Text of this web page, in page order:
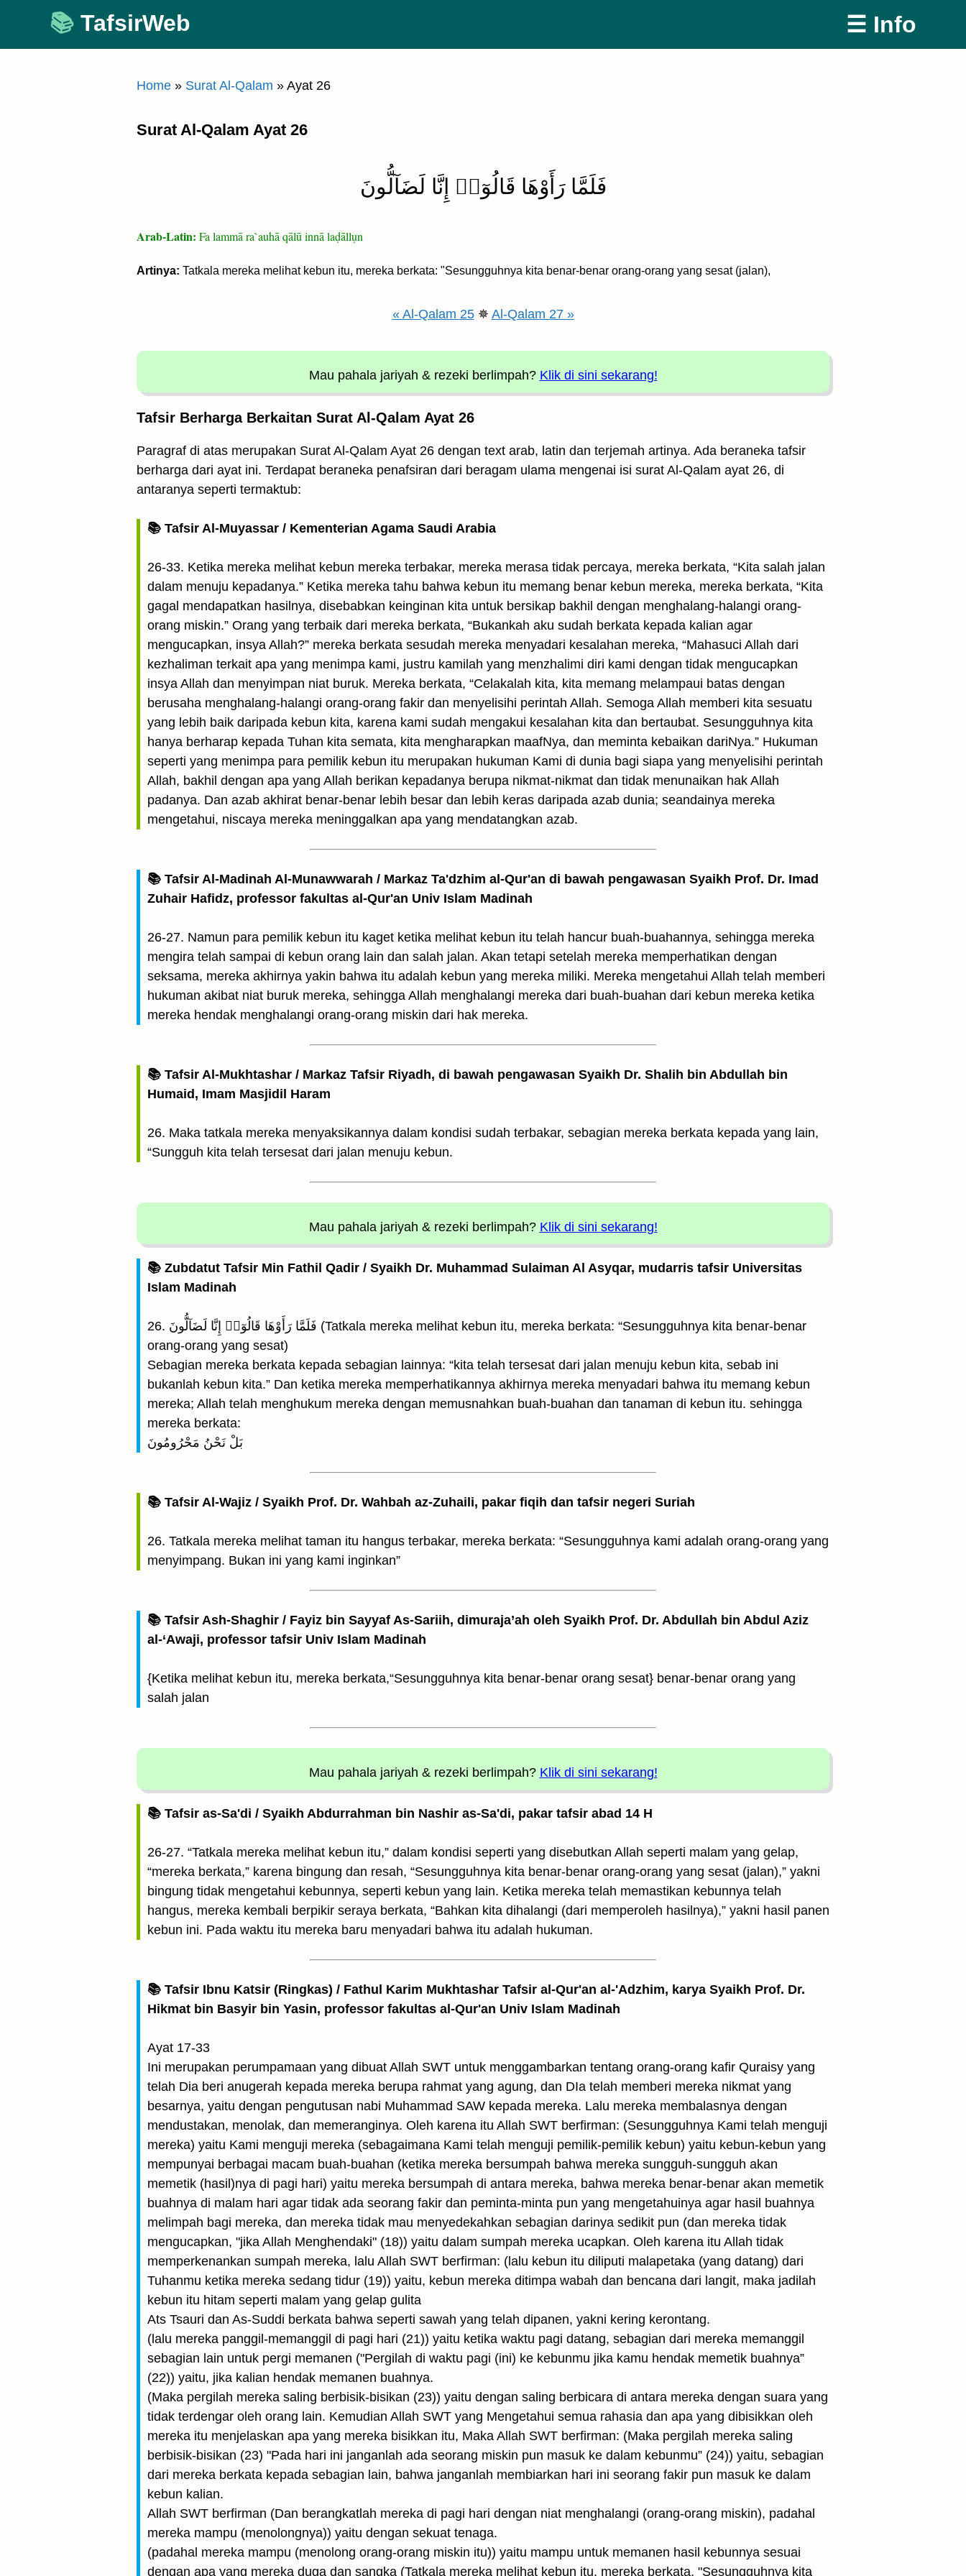
content
TafsirWeb ☰ Info
Home » Surat Al-Qalam » Ayat 26
Surat Al-Qalam Ayat 26
فَلَمَّا رَأَوْهَا قَالُوٓا۟ إِنَّا لَضَآلُّونَ
Arab-Latin: Fa lammā ra`auhā qālū innā laḍāllụn
Artinya: Tatkala mereka melihat kebun itu, mereka berkata: "Sesungguhnya kita benar-benar orang-orang yang sesat (jalan),
« Al-Qalam 25✵ Al-Qalam 27 »
Mau pahala jariyah & rezeki berlimpah? Klik di sini sekarang!
Tafsir Berharga Berkaitan Surat Al-Qalam Ayat 26
Paragraf di atas merupakan Surat Al-Qalam Ayat 26 dengan text arab, latin dan terjemah artinya. Ada beraneka tafsir
berharga dari ayat ini. Terdapat beraneka penafsiran dari beragam ulama mengenai isi surat Al-Qalam ayat 26, di
antaranya seperti termaktub:
📚 Tafsir Al-Muyassar / Kementerian Agama Saudi Arabia
26-33. Ketika mereka melihat kebun mereka terbakar, mereka merasa tidak percaya, mereka berkata, “Kita salah jalan
dalam menuju kepadanya.” Ketika mereka tahu bahwa kebun itu memang benar kebun mereka, mereka berkata, “Kita
gagal mendapatkan hasilnya, disebabkan keinginan kita untuk bersikap bakhil dengan menghalang-halangi orang-
orang miskin.” Orang yang terbaik dari mereka berkata, “Bukankah aku sudah berkata kepada kalian agar
mengucapkan, insya Allah?” mereka berkata sesudah mereka menyadari kesalahan mereka, “Mahasuci Allah dari
kezhaliman terkait apa yang menimpa kami, justru kamilah yang menzhalimi diri kami dengan tidak mengucapkan
insya Allah dan menyimpan niat buruk. Mereka berkata, “Celakalah kita, kita memang melampaui batas dengan
berusaha menghalang-halangi orang-orang fakir dan menyelisihi perintah Allah. Semoga Allah memberi kita sesuatu
yang lebih baik daripada kebun kita, karena kami sudah mengakui kesalahan kita dan bertaubat. Sesungguhnya kita
hanya berharap kepada Tuhan kita semata, kita mengharapkan maafNya, dan meminta kebaikan dariNya.” Hukuman
seperti yang menimpa para pemilik kebun itu merupakan hukuman Kami di dunia bagi siapa yang menyelisihi perintah
Allah, bakhil dengan apa yang Allah berikan kepadanya berupa nikmat-nikmat dan tidak menunaikan hak Allah
padanya. Dan azab akhirat benar-benar lebih besar dan lebih keras daripada azab dunia; seandainya mereka
mengetahui, niscaya mereka meninggalkan apa yang mendatangkan azab.
📚 Tafsir Al-Madinah Al-Munawwarah / Markaz Ta'dzhim al-Qur'an di bawah pengawasan Syaikh Prof. Dr. Imad
Zuhair Hafidz, professor fakultas al-Qur'an Univ Islam Madinah
26-27. Namun para pemilik kebun itu kaget ketika melihat kebun itu telah hancur buah-buahannya, sehingga mereka
mengira telah sampai di kebun orang lain dan salah jalan. Akan tetapi setelah mereka memperhatikan dengan
seksama, mereka akhirnya yakin bahwa itu adalah kebun yang mereka miliki. Mereka mengetahui Allah telah memberi
hukuman akibat niat buruk mereka, sehingga Allah menghalangi mereka dari buah-buahan dari kebun mereka ketika
mereka hendak menghalangi orang-orang miskin dari hak mereka.
📚 Tafsir Al-Mukhtashar / Markaz Tafsir Riyadh, di bawah pengawasan Syaikh Dr. Shalih bin Abdullah bin
Humaid, Imam Masjidil Haram
26. Maka tatkala mereka menyaksikannya dalam kondisi sudah terbakar, sebagian mereka berkata kepada yang lain,
“Sungguh kita telah tersesat dari jalan menuju kebun.
Mau pahala jariyah & rezeki berlimpah? Klik di sini sekarang!
📚 Zubdatut Tafsir Min Fathil Qadir / Syaikh Dr. Muhammad Sulaiman Al Asyqar, mudarris tafsir Universitas
Islam Madinah
26. فَلَمَّا رَأَوْهَا قَالُوٓا۟ إِنَّا لَضَآلُّونَ (Tatkala mereka melihat kebun itu, mereka berkata: “Sesungguhnya kita benar-benar
orang-orang yang sesat)
Sebagian mereka berkata kepada sebagian lainnya: “kita telah tersesat dari jalan menuju kebun kita, sebab ini
bukanlah kebun kita.” Dan ketika mereka memperhatikannya akhirnya mereka menyadari bahwa itu memang kebun
mereka; Allah telah menghukum mereka dengan memusnahkan buah-buahan dan tanaman di kebun itu. sehingga
mereka berkata:
بَلْ نَحْنُ مَحْرُومُونَ
📚 Tafsir Al-Wajiz / Syaikh Prof. Dr. Wahbah az-Zuhaili, pakar fiqih dan tafsir negeri Suriah
26. Tatkala mereka melihat taman itu hangus terbakar, mereka berkata: “Sesungguhnya kami adalah orang-orang yang
menyimpang. Bukan ini yang kami inginkan”
📚 Tafsir Ash-Shaghir / Fayiz bin Sayyaf As-Sariih, dimuraja’ah oleh Syaikh Prof. Dr. Abdullah bin Abdul Aziz
al-‘Awaji, professor tafsir Univ Islam Madinah
{Ketika melihat kebun itu, mereka berkata,“Sesungguhnya kita benar-benar orang sesat} benar-benar orang yang
salah jalan
Mau pahala jariyah & rezeki berlimpah? Klik di sini sekarang!
📚 Tafsir as-Sa'di / Syaikh Abdurrahman bin Nashir as-Sa'di, pakar tafsir abad 14 H
26-27. “Tatkala mereka melihat kebun itu,” dalam kondisi seperti yang disebutkan Allah seperti malam yang gelap,
“mereka berkata,” karena bingung dan resah, “Sesungguhnya kita benar-benar orang-orang yang sesat (jalan),” yakni
bingung tidak mengetahui kebunnya, seperti kebun yang lain. Ketika mereka telah memastikan kebunnya telah
hangus, mereka kembali berpikir seraya berkata, “Bahkan kita dihalangi (dari memperoleh hasilnya),” yakni hasil panen
kebun ini. Pada waktu itu mereka baru menyadari bahwa itu adalah hukuman.
📚 Tafsir Ibnu Katsir (Ringkas) / Fathul Karim Mukhtashar Tafsir al-Qur'an al-'Adzhim, karya Syaikh Prof. Dr.
Hikmat bin Basyir bin Yasin, professor fakultas al-Qur'an Univ Islam Madinah
Ayat 17-33
Ini merupakan perumpamaan yang dibuat Allah SWT untuk menggambarkan tentang orang-orang kafir Quraisy yang
telah Dia beri anugerah kepada mereka berupa rahmat yang agung, dan DIa telah memberi mereka nikmat yang
besarnya, yaitu dengan pengutusan nabi Muhammad SAW kepada mereka. Lalu mereka membalasnya dengan
mendustakan, menolak, dan memeranginya. Oleh karena itu Allah SWT berfirman: (Sesungguhnya Kami telah menguji
mereka) yaitu Kami menguji mereka (sebagaimana Kami telah menguji pemilik-pemilik kebun) yaitu kebun-kebun yang
mempunyai berbagai macam buah-buahan (ketika mereka bersumpah bahwa mereka sungguh-sungguh akan
memetik (hasil)nya di pagi hari) yaitu mereka bersumpah di antara mereka, bahwa mereka benar-benar akan memetik
buahnya di malam hari agar tidak ada seorang fakir dan peminta-minta pun yang mengetahuinya agar hasil buahnya
melimpah bagi mereka, dan mereka tidak mau menyedekahkan sebagian darinya sedikit pun (dan mereka tidak
mengucapkan, "jika Allah Menghendaki" (18)) yaitu dalam sumpah mereka ucapkan. Oleh karena itu Allah tidak
memperkenankan sumpah mereka, lalu Allah SWT berfirman: (lalu kebun itu diliputi malapetaka (yang datang) dari
Tuhanmu ketika mereka sedang tidur (19)) yaitu, kebun mereka ditimpa wabah dan bencana dari langit, maka jadilah
kebun itu hitam seperti malam yang gelap gulita
Ats Tsauri dan As-Suddi berkata bahwa seperti sawah yang telah dipanen, yakni kering kerontang.
(lalu mereka panggil-memanggil di pagi hari (21)) yaitu ketika waktu pagi datang, sebagian dari mereka memanggil
sebagian lain untuk pergi memanen ("Pergilah di waktu pagi (ini) ke kebunmu jika kamu hendak memetik buahnya”
(22)) yaitu, jika kalian hendak memanen buahnya.
(Maka pergilah mereka saling berbisik-bisikan (23)) yaitu dengan saling berbicara di antara mereka dengan suara yang
tidak terdengar oleh orang lain. Kemudian Allah SWT yang Mengetahui semua rahasia dan apa yang dibisikkan oleh
mereka itu menjelaskan apa yang mereka bisikkan itu, Maka Allah SWT berfirman: (Maka pergilah mereka saling
berbisik-bisikan (23) "Pada hari ini janganlah ada seorang miskin pun masuk ke dalam kebunmu” (24)) yaitu, sebagian
dari mereka berkata kepada sebagian lain, bahwa janganlah membiarkan hari ini seorang fakir pun masuk ke dalam
kebun kalian.
Allah SWT berfirman (Dan berangkatlah mereka di pagi hari dengan niat menghalangi (orang-orang miskin), padahal
mereka mampu (menolongnya)) yaitu dengan sekuat tenaga.
(padahal mereka mampu (menolong orang-orang miskin itu)) yaitu mampu untuk memanen hasil kebunnya sesuai
dengan apa yang mereka duga dan sangka (Tatkala mereka melihat kebun itu, mereka berkata, "Sesungguhnya kita